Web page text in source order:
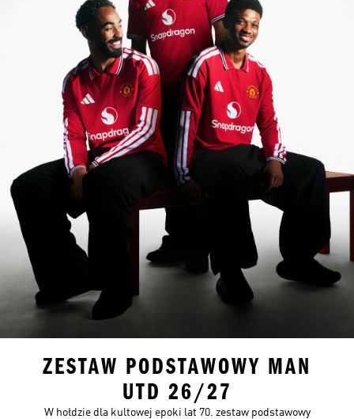
ZESTAW PODSTAWOWY MAN
UTD 26/27
W hołdzie dla kultowej epoki lat 70. zestaw podstawowy